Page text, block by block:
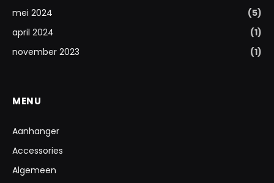
mei 2024
(5)
april 2024
(1)
november 2023
(1)
MENU
Aanhanger
Accessories
Algemeen